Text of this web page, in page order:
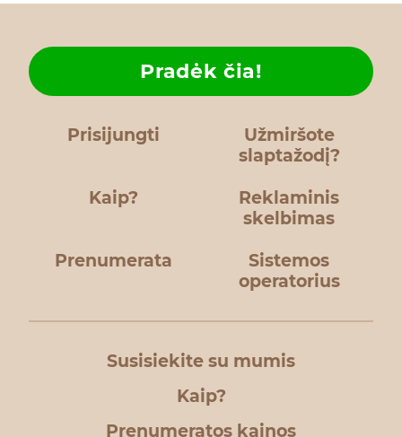
Prisijungti
Užmiršote
slaptažodį?
Kaip?
Pradėk čia!
Reklaminis
skelbimas
Prenumerata
Sistemos
operatorius
Susisiekite su mumis
Kaip?
Prenumeratos kainos